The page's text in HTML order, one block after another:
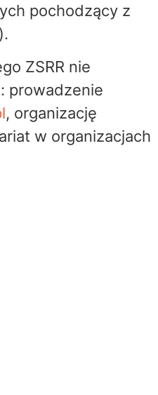
pochodzący z
ZSRR nie
prowadzenie
, organizację
w organizacjach